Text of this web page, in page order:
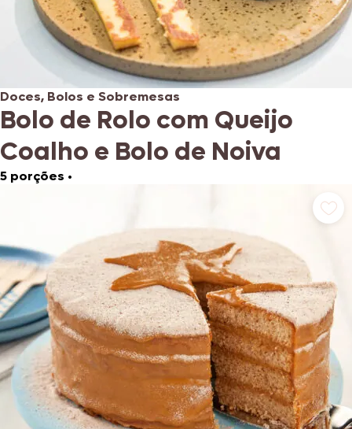
Doces, Bolos e Sobremesas
Bolo de Rolo com Queijo
Coalho e Bolo de Noiva
5 porções •